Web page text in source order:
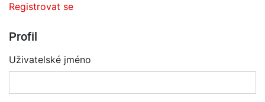
Registrovat se
Profil
Uživatelské jméno